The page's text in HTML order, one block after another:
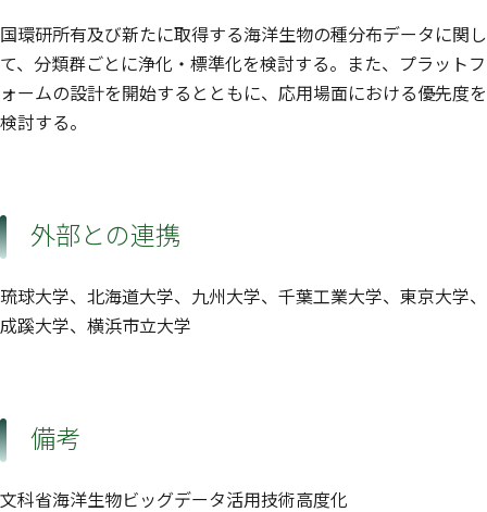
国環研所有及び新たに取得する海洋生物の種分布データに関し
て、分類群ごとに浄化・標準化を検討する。また、プラットフ
ォームの設計を開始するとともに、応用場面における優先度を
検討する。
外部との連携
琉球大学、北海道大学、九州大学、千葉工業大学、東京大学、
成蹊大学、横浜市立大学
備考
文科省海洋生物ビッグデータ活用技術高度化